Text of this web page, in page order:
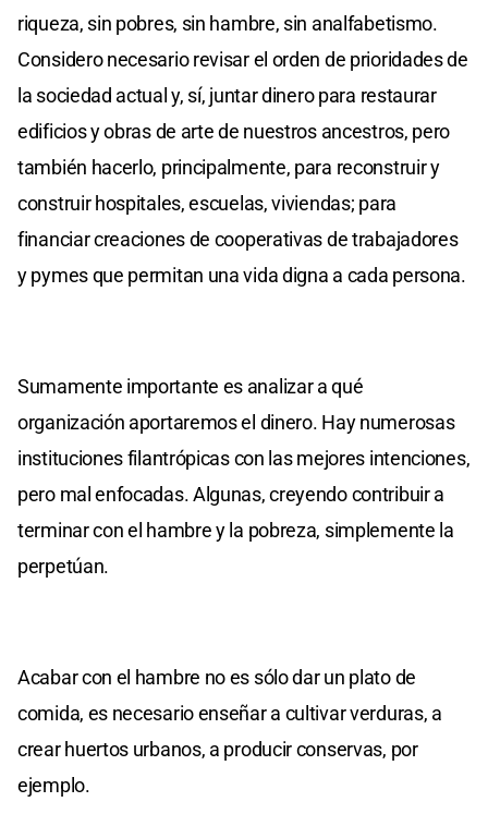
riqueza, sin pobres, sin hambre, sin analfabetismo.
Considero necesario revisar el orden de prioridades de
la sociedad actual y, sí, juntar dinero para restaurar
edificios y obras de arte de nuestros ancestros, pero
también hacerlo, principalmente, para reconstruir y
construir hospitales, escuelas, viviendas; para
financiar creaciones de cooperativas de trabajadores
y pymes que permitan una vida digna a cada persona.
Sumamente importante es analizar a qué
organización aportaremos el dinero. Hay numerosas
instituciones filantrópicas con las mejores intenciones,
pero mal enfocadas. Algunas, creyendo contribuir a
terminar con el hambre y la pobreza, simplemente la
perpetúan.
Acabar con el hambre no es sólo dar un plato de
comida, es necesario enseñar a cultivar verduras, a
crear huertos urbanos, a producir conservas, por
ejemplo.